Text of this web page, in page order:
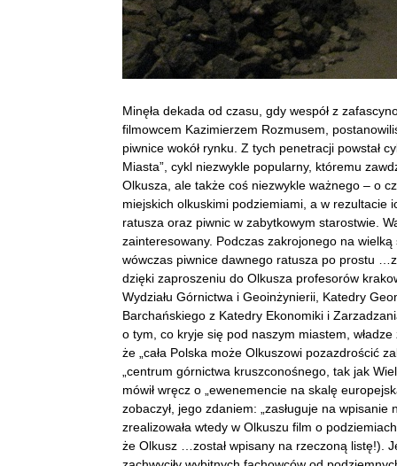
Minęła dekada od czasu, gdy wespół z
filmowcem Kazimierzem Rozmusem,
piwnice wokół rynku. Z tych penetracji powstał
Miasta”, cykl niezwykle popularny, któremu
Olkusza, ale także coś niezwykle ważnego – o
miejskich olkuskimi podziemiami, a w rezultacie
ratusza oraz piwnic w zabytkowym starostwie.
zainteresowany. Podczas zakrojonego na
wówczas piwnice dawnego ratusza po prostu
dzięki zaproszeniu do Olkusza profesorów
Wydziału Górnictwa i Geoinżynierii, Katedry
Barchańskiego z Katedry Ekonomiki i
o tym, co kryje się pod naszym miastem,
że „cała Polska może Olkuszowi pozazdrościć
„centrum górnictwa kruszconośnego, tak jak
mówił wręcz o „ewenemencie na skalę
zobaczył, jego zdaniem: „zasługuje na
zrealizowała wtedy w Olkuszu film o
że Olkusz …został wpisany na rzeczoną listę!).